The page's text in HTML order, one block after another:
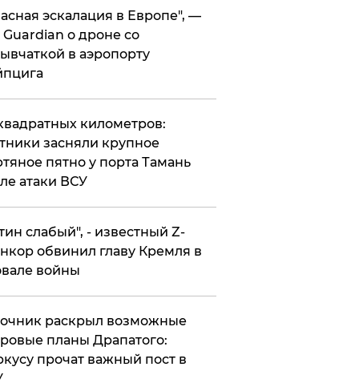
эскалация в Европе", —
Guardian о дроне со
в аэропорту
километров:
засняли крупное
пятно у порта Тамань
атаки ВСУ
слабый", - известный Z-
обвинил главу Кремля в
войны
раскрыл возможные
планы Драпатого:
прочат важный пост в